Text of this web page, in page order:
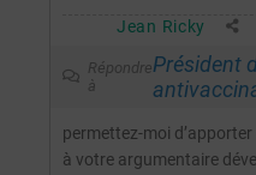
Jean Ricky
Répondre
à
Président
permettez-moi
à votre argumentaire